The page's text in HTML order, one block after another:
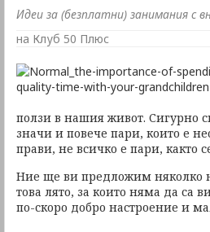
Идеи за (безплатни) занимания с
на Клуб 50 Плюс
ползи в нашия живот. Сигурно
значи и повече пари, които е
прави, не всичко е пари, както
Ние ще ви предложим няколко
това лято, за които няма да са
по-скоро добро настроение и